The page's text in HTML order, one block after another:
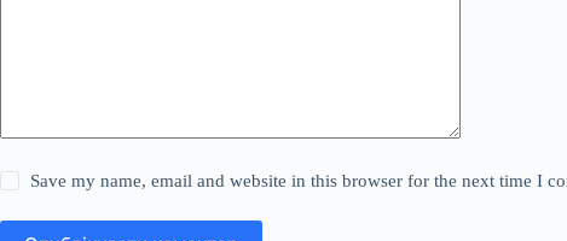
Save my name, email and website in this browser for the next time I